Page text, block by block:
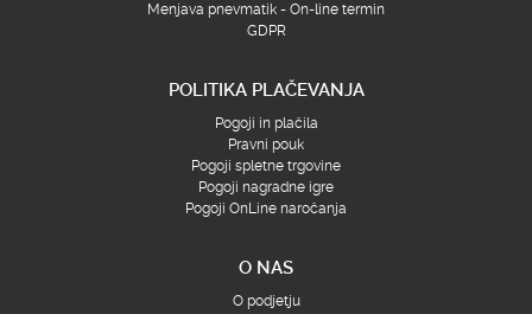
Menjava pnevmatik - On-line termin
GDPR
POLITIKA PLAČEVANJA
Pogoji in plačila
Pravni pouk
Pogoji spletne trgovine
Pogoji nagradne igre
Pogoji OnLine naročanja
O NAS
O podjetju